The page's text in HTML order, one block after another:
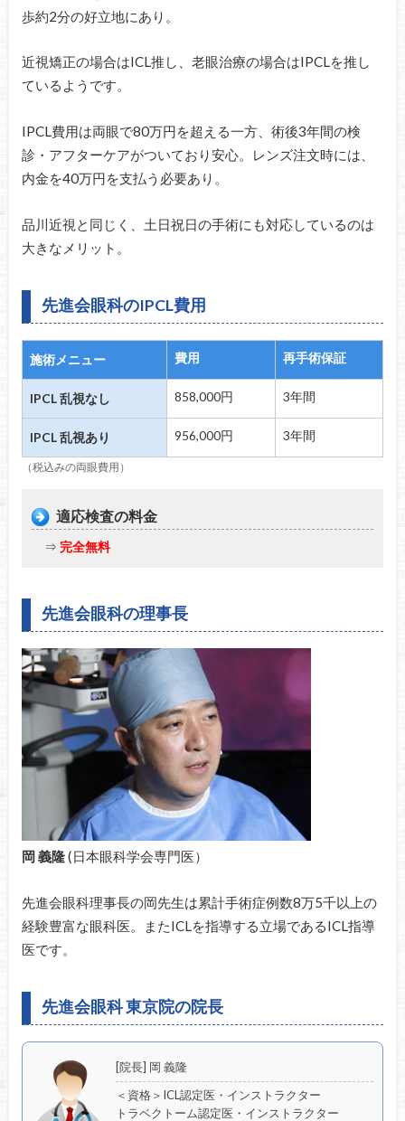
歩約2分の好立地にあり。
近視矯正の場合はICL推し、老眼治療の場合はIPCLを推し
ているようです。
IPCL費用は両眼で80万円を超える一方、術後3年間の検
診・アフターケアがついており安心。レンズ注文時には、
内金を40万円を支払う必要あり。
品川近視と同じく、土日祝日の手術にも対応しているのは
大きなメリット。
先進会眼科のIPCL費用
施術メニュー 費用 再手術保証
IPCL 乱視なし 858,000円 3年間
IPCL 乱視あり 956,000円 3年間
（税込みの両眼費用）
適応検査の料金
⇒ 完全無料
先進会眼科の理事長
岡 義隆(日本眼科学会専門医）
先進会眼科理事長の岡先生は累計手術症例数8万5千以上の
経験豊富な眼科医。またICLを指導する立場であるICL指導
医です。
先進会眼科 東京院の院長
[院長] 岡 義隆
＜資格＞ICL認定医・インストラクター
トラベクトーム認定医・インストラクター